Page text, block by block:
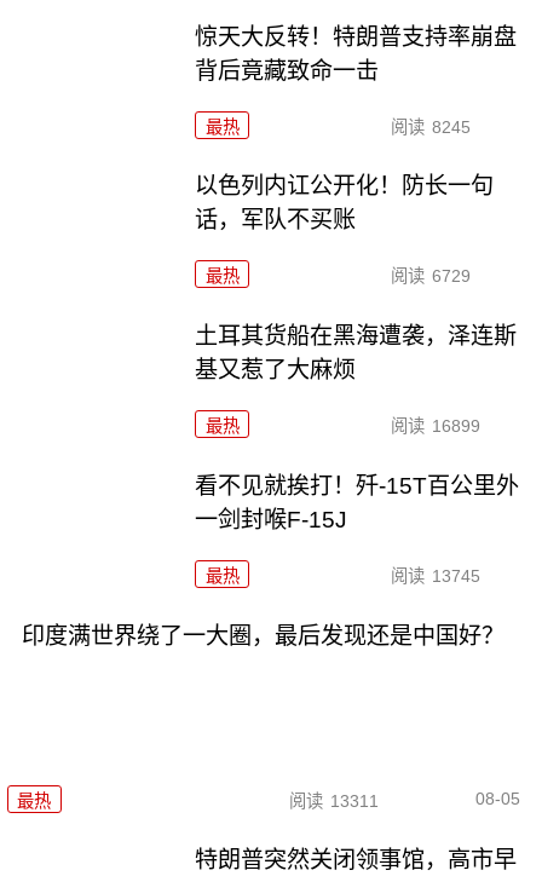
惊天大反转！特朗普支持率崩盘
背后竟藏致命一击
最热 阅读 8245
以色列内讧公开化！防长一句
话，军队不买账
最热 阅读 6729
土耳其货船在黑海遭袭，泽连斯
基又惹了大麻烦
最热 阅读 16899
看不见就挨打！歼-15T百公里外
一剑封喉F-15J
最热 阅读 13745
印度满世界绕了一大圈，最后发现还是中国好？
最热 阅读 13311 08-05
特朗普突然关闭领事馆，高市早